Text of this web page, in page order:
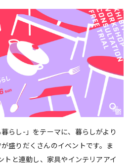
らし-」をテーマに、暮らしがより
盛りだくさんのイベントです。ま
トと連動し、家具やインテリアアイ